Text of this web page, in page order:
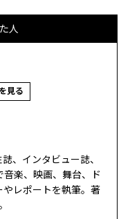
人
見る
、インタビュー誌、
楽、映画、舞台、ド
レポートを執筆。著